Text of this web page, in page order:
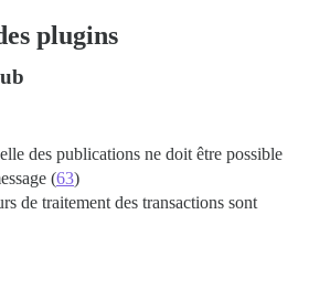
plugins
des publications ne doit être possible
(63)
de traitement des transactions sont